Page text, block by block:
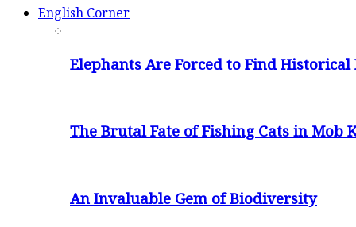
English Corner
Elephants Are Forced to Find Historical
The Brutal Fate of Fishing Cats in Mob
An Invaluable Gem of Biodiversity